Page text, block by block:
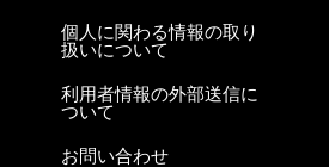
個人に関わる情報の取り
扱いについて
利用者情報の外部送信に
ついて
お問い合わせ